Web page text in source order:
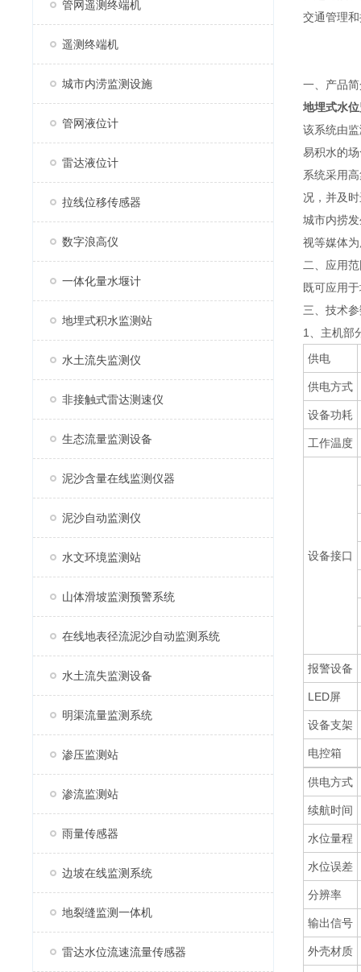
管网遥测终端机
遥测终端机
城市内涝监测设施
管网液位计
雷达液位计
拉线位移传感器
数字浪高仪
一体化量水堰计
地埋式积水监测站
水土流失监测仪
非接触式雷达测速仪
生态流量监测设备
泥沙含量在线监测仪器
泥沙自动监测仪
水文环境监测站
山体滑坡监测预警系统
在线地表径流泥沙自动监测系统
水土流失监测设备
明渠流量监测系统
渗压监测站
渗流监测站
雨量传感器
边坡在线监测系统
地裂缝监测一体机
雷达水位流速流量传感器
交通管理
一、产品
地埋式水
该系统由
易积水的
系统采用
况，并及
城市内捞
视等媒体
二、应用
既可应用
三、技术
1、主机部
供电
供电方式
设备功耗
工作温度
设备接口
报警设备
LED屏
设备支架
电控箱
供电方式
续航时间
水位量程
水位误差
分辨率
输出信号
外壳材质